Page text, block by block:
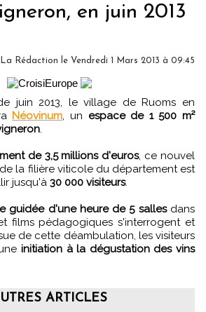
en juin 2013
La Rédaction le Vendredi 1 Mars 2013 à 09:45
Néovinum , un espace de 1 500 m²
de 3,5 millions d'euros, ce nouvel
la filière viticole du département est
jusqu'à 30 000 visiteurs.
guidée d'une heure de 5 sallesdans
films pédagogiques s'interrogent et
de cette déambulation, les visiteurs
initiation à la dégustation des vins
ARTICLES